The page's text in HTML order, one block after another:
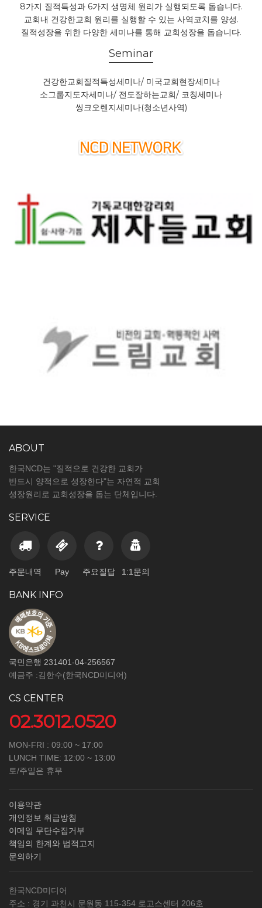
8가지 질적특성과 6가지 생명체 원리가 실행되도록 돕습니다.
교회내 건강한교회 원리를 실행할 수 있는 사역코치를 양성.
질적성장을 위한 다양한 세미나를 통해 교회성장을 돕습니다.
Seminar
건강한교회질적특성세미나/ 미국교회현장세미나
소그룹지도자세미나/ 전도잘하는교회/ 코칭세미나
씽크오렌지세미나(청소년사역)
ABOUT
한국NCD는 "질적으로 건강한 교회가
반드시 양적으로 성장한다"는 자연적 교회
성장원리로 교회성장을 돕는 단체입니다.
SERVICE
주문내역 Pay 주요질답 1:1문의
BANK INFO
국민은행 231401-04-256567
예금주 :김한수(한국NCD미디어)
CS CENTER
02.3012.0520
MON-FRI : 09:00 ~ 17:00
LUNCH TIME: 12:00 ~ 13:00
토/주일은 휴무
이용약관
개인정보 취급방침
이메일 무단수집거부
책임의 한계와 법적고지
문의하기
한국NCD미디어
주소 : 경기 과천시 문원동 115-354 로고스센터 206호